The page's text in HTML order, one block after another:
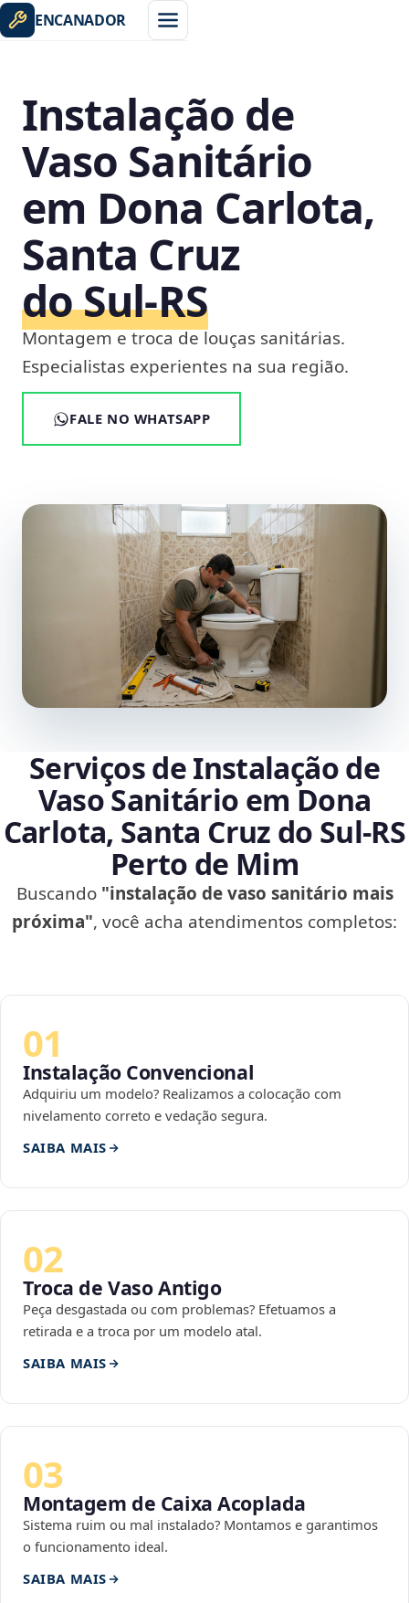
ENCANADOR
Instalação de
Vaso Sanitário
em Dona Carlota,
Santa Cruz
do Sul‑RS
Montagem e troca de louças sanitárias.
Especialistas experientes na sua região.
FALE NO WHATSAPP
Serviços de Instalação de
Vaso Sanitário em Dona
Carlota, Santa Cruz do Sul‑RS
Perto de Mim
Buscando "instalação de vaso sanitário mais
próxima", você acha atendimentos completos:
01
Instalação Convencional
Adquiriu um modelo? Realizamos a colocação com
nivelamento correto e vedação segura.
SAIBA MAIS
02
Troca de Vaso Antigo
Peça desgastada ou com problemas? Efetuamos a
retirada e a troca por um modelo atal.
SAIBA MAIS
03
Montagem de Caixa Acoplada
Sistema ruim ou mal instalado? Montamos e garantimos
o funcionamento ideal.
SAIBA MAIS